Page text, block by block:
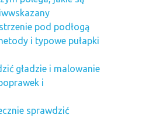
pod podłogą
i typowe pułapki
gładzie i malowanie
i
sprawdzić